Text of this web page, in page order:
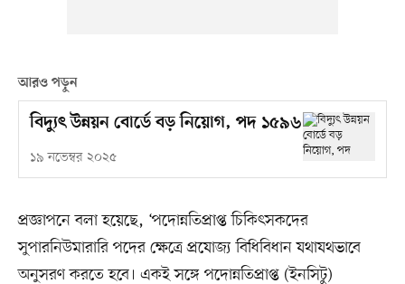
আরও পড়ুন
বিদ্যুৎ উন্নয়ন বোর্ডে বড় নিয়োগ, পদ ১৫৯৬
১৯ নভেম্বর ২০২৫
প্রজ্ঞাপনে বলা হয়েছে, ‘পদোন্নতিপ্রাপ্ত চিকিৎসকদের
সুপারনিউমারারি পদের ক্ষেত্রে প্রযোজ্য বিধিবিধান যথাযথভাবে
অনুসরণ করতে হবে। একই সঙ্গে পদোন্নতিপ্রাপ্ত (ইনসিটু)